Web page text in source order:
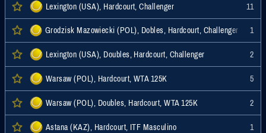
Lexington (USA), Hardcourt, Challenger 11
Grodzisk Mazowiecki (POL), Dobles, Hardcourt, Challenger 1
Lexington (USA), Doubles, Hardcourt, Challenger 2
Warsaw (POL), Hardcourt, WTA 125K 5
Warsaw (POL), Doubles, Hardcourt, WTA 125K 2
Astana (KAZ), Hardcourt, ITF Masculino 1